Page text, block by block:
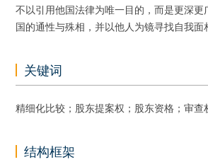
不以引用他国法律为唯一目的，而是更深
国的通性与殊相，并以他人为镜寻找自我面
关键词
精细化比较；股东提案权；股东资格；审查
结构框架